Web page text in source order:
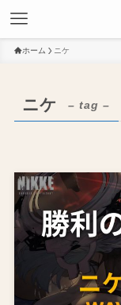
ホーム ニケ
ニケ – tag –